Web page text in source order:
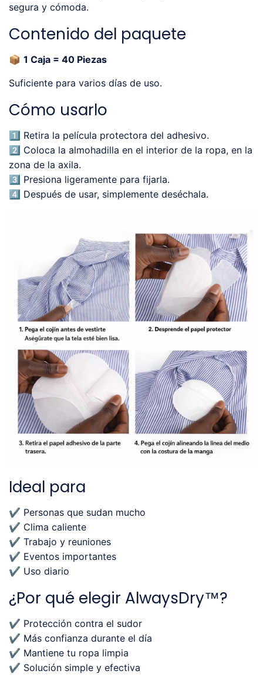
segura y cómoda.
Contenido del paquete
📦 1 Caja = 40 Piezas
Suficiente para varios días de uso.
Cómo usarlo
1️⃣ Retira la película protectora del adhesivo.
2️⃣ Coloca la almohadilla en el interior de la ropa, en la
zona de la axila.
3️⃣ Presiona ligeramente para fijarla.
4️⃣ Después de usar, simplemente deséchala.
Ideal para
✔ Personas que sudan mucho
✔ Clima caliente
✔ Trabajo y reuniones
✔ Eventos importantes
✔ Uso diario
¿Por qué elegir AlwaysDry™?
✔ Protección contra el sudor
✔ Más confianza durante el día
✔ Mantiene tu ropa limpia
✔ Solución simple y efectiva